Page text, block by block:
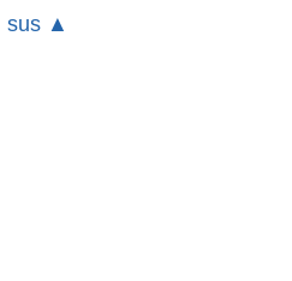
sus ▲